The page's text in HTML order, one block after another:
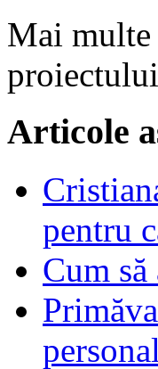
Mai
Articole
pentru
Cum